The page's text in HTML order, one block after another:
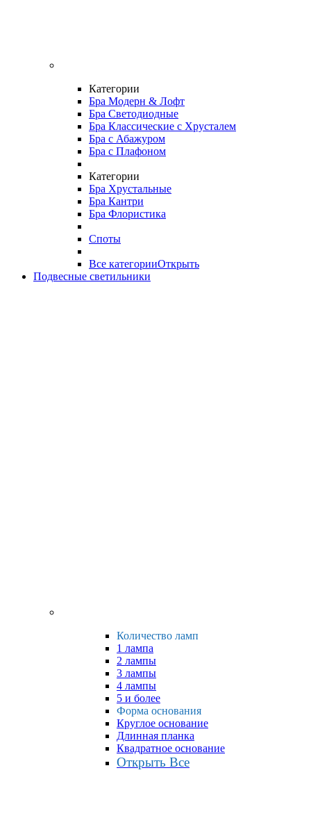
Категории
Бра Модерн & Лофт
Бра Светодиодные
Бра Классические с Хрусталем
Бра с Абажуром
Бра с Плафоном
Категории
Бра Хрустальные
Бра Кантри
Бра Флористика
Споты
Все категорииОткрыть
Подвесные светильники
Количество ламп
1 лампа
2 лампы
3 лампы
4 лампы
5 и более
Форма основания
Круглое основание
Длинная планка
Квадратное основание
Открыть Все